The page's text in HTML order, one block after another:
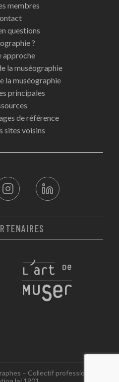
membres
questions
?
approche
la muséographie
la muséographie
principales
de référence
sites voisins
– Collectif professionnel -